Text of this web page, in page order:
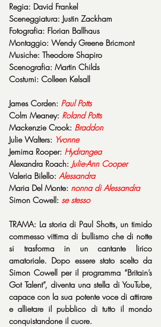
Regia: David Frankel
Sceneggiatura: Justin Zackham
Fotografia: Florian Ballhaus
Montaggio: Wendy Greene Bricmont
Musiche: Theodore Shapiro
Scenografia: Martin Childs
Costumi: Colleen Kelsall
James Corden: Paul Potts
Colm Meaney: Roland Potts
Mackenzie Crook: Braddon
Julie Walters: Yvonne
Jemima Rooper: Hydrangea
Alexandra Roach: Julie-Ann Cooper
Valeria Bilello: Alessandra
Maria Del Monte: nonna di Alessandra
Simon Cowell: se stesso
TRAMA: La storia di Paul Shotts, un timido
commesso vittima di bullismo che di notte
si trasforma in un cantante lirico
amatoriale. Dopo essere stato scelto da
Simon Cowell per il programma “Britain’s
Got Talent”, diventa una stella di YouTube,
capace con la sua potente voce di attirare
e allietare il pubblico di tutto il mondo
conquistandone il cuore.